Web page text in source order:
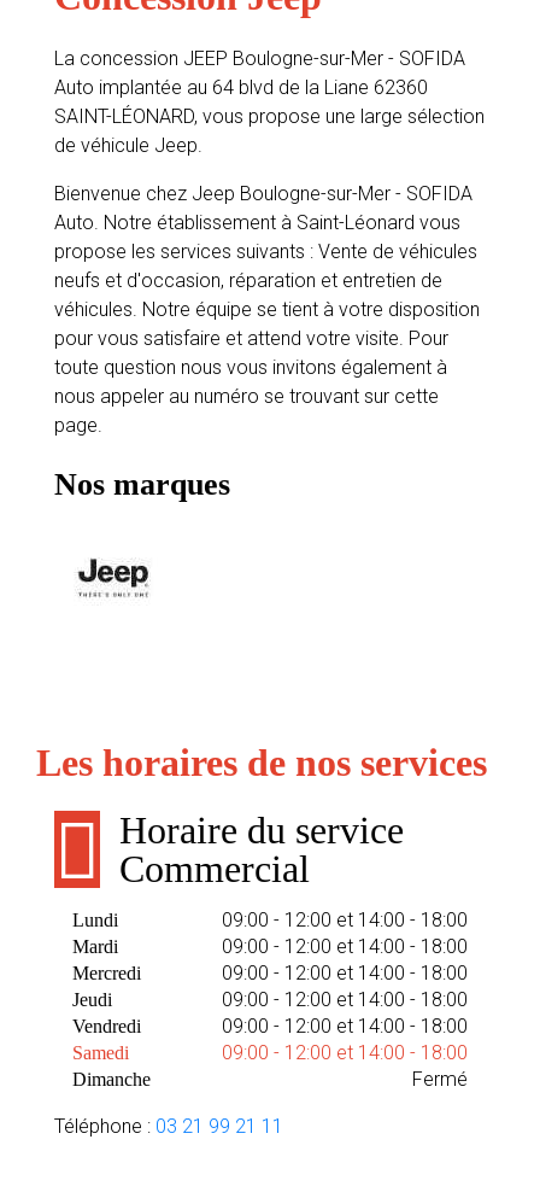
La concession JEEP Boulogne-sur-Mer - SOFIDA
Auto implantée au 64 blvd de la Liane 62360
SAINT-LÉONARD, vous propose une large sélection
de véhicule Jeep.
Bienvenue chez Jeep Boulogne-sur-Mer - SOFIDA
Auto. Notre établissement à Saint-Léonard vous
propose les services suivants : Vente de véhicules
neufs et d'occasion, réparation et entretien de
véhicules. Notre équipe se tient à votre disposition
pour vous satisfaire et attend votre visite. Pour
toute question nous vous invitons également à
nous appeler au numéro se trouvant sur cette
page.
Nos marques
Les horaires de nos services
Horaire du service
Commercial
Lundi 09:00 - 12:00 et 14:00 - 18:00
Mardi 09:00 - 12:00 et 14:00 - 18:00
Mercredi 09:00 - 12:00 et 14:00 - 18:00
Jeudi 09:00 - 12:00 et 14:00 - 18:00
Vendredi 09:00 - 12:00 et 14:00 - 18:00
Samedi 09:00 - 12:00 et 14:00 - 18:00
Dimanche Fermé
Téléphone : 03 21 99 21 11